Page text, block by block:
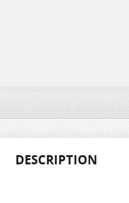
DESCRIPTION